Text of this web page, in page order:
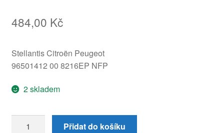
484,00 Kč
Stellantis Citroën Peugeot
96501412 00 8216EP NFP
2 skladem
Přidat do košíku